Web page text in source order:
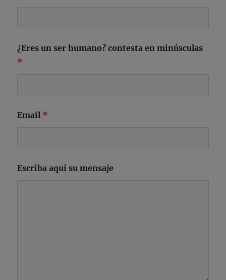
¿Eres un ser humano? contesta en minúsculas
*
Email *
Escriba aquí su mensaje